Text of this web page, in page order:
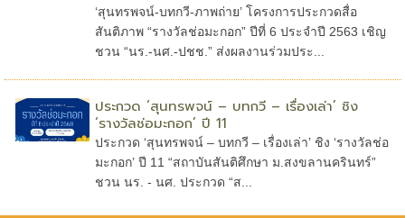
‘สุนทรพจน์-บทกวี-ภาพถ่าย’ โครงการประกวดสื่อ
สันติภาพ “รางวัลช่อมะกอก” ปีที่ 6 ประจำปี 2563 เชิญ
ชวน “นร.-นศ.-ปชช.” ส่งผลงานร่วมประ...
ประกวด ‘สุนทรพจน์ – บทกวี – เรื่องเล่า’ ชิง
‘รางวัลช่อมะกอก’ ปี 11
ประกวด ‘สุนทรพจน์ – บทกวี – เรื่องเล่า’ ชิง ‘รางวัลช่อ
มะกอก’ ปี 11 “สถาบันสันติศึกษา ม.สงขลานครินทร์”
ชวน นร. - นศ. ประกวด “ส...